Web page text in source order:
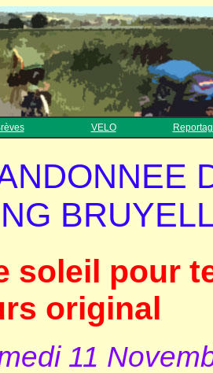
VELO
soleil pour
original
11